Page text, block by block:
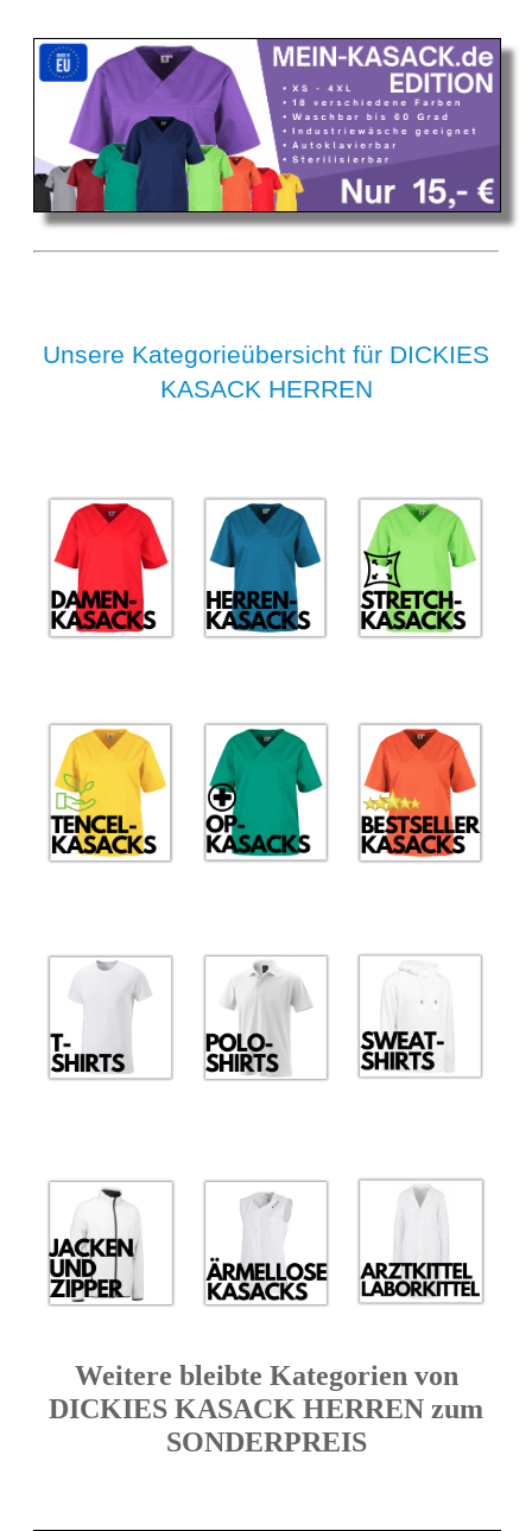
Unsere Kategorieübersicht für DICKIES
KASACK HERREN
Weitere bleibte Kategorien von
DICKIES KASACK HERREN zum
SONDERPREIS